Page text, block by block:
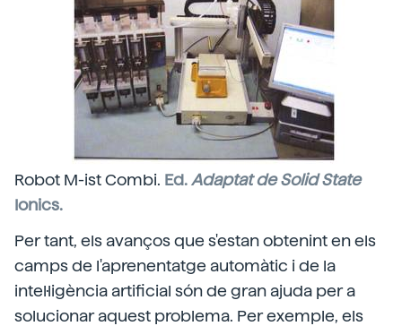
Robot M-ist Combi. Ed.Adaptat de Solid State
Ionics.
Per tant, els avanços que s'estan obtenint en els
camps de l'aprenentatge automàtic i de la
intel·ligència artificial són de gran ajuda per a
solucionar aquest problema. Per exemple, els